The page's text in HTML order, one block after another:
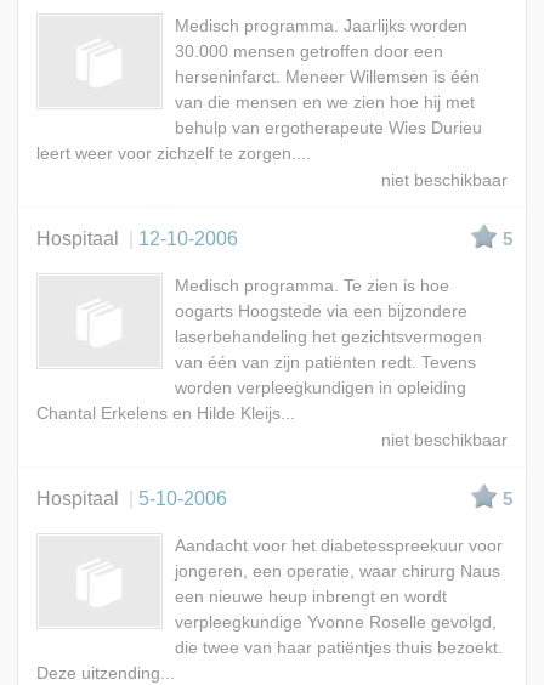
Medisch programma. Jaarlijks worden
30.000 mensen getroffen door een
herseninfarct. Meneer Willemsen is één
van die mensen en we zien hoe hij met
behulp van ergotherapeute Wies Durieu
leert weer voor zichzelf te zorgen....
Hospitaal 12-10-2006 5
Medisch programma. Te zien is hoe
oogarts Hoogstede via een bijzondere
laserbehandeling het gezichtsvermogen
van één van zijn patiënten redt. Tevens
worden verpleegkundigen in opleiding
Chantal Erkelens en Hilde Kleijs...
Hospitaal 5-10-2006 5
Aandacht voor het diabetesspreekuur voor
jongeren, een operatie, waar chirurg Naus
een nieuwe heup inbrengt en wordt
verpleegkundige Yvonne Roselle gevolgd,
die twee van haar patiëntjes thuis bezoekt.
Deze uitzending...